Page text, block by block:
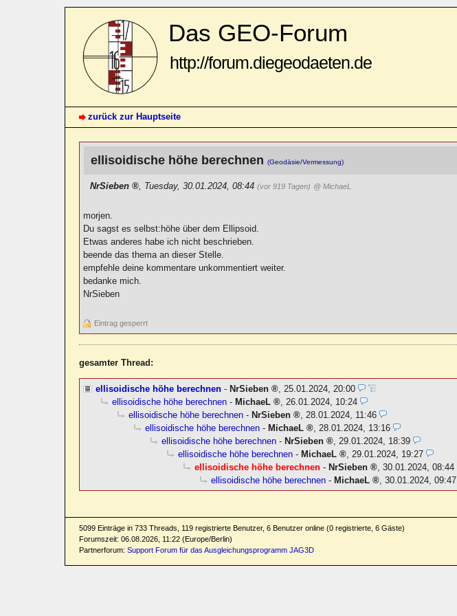
Das GEO-Forum
http://forum.diegeodaeten.de
zurück zur Hauptseite
ellisoidische höhe berechnen(Geodäsie/Vermessung)
NrSieben Tuesday, 30.01.2024, 08:44(vor 919 Tagen) @ MichaeL
morjen.
Du sagst es selbst:höhe über dem Ellipsoid.
Etwas anderes habe ich nicht beschrieben.
beende das thema an dieser Stelle.
empfehle deine kommentare unkommentiert weiter.
bedanke mich.
NrSieben
Eintrag gesperrt
gesamter Thread:
ellisoidische höhe berechnen - NrSieben
25.01.2024, 20:00
ellisoidische höhe berechnen - MichaeL
26.01.2024, 10:24
ellisoidische höhe berechnen - NrSieben
28.01.2024, 11:46
ellisoidische höhe berechnen - MichaeL
28.01.2024, 13:16
ellisoidische höhe berechnen - NrSieben
29.01.2024, 18:39
ellisoidische höhe berechnen - MichaeL
29.01.2024, 19:27
ellisoidische höhe berechnen - NrSieben ,30.01.2024, 08:44
ellisoidische höhe berechnen - MichaeL ,30.01.2024, 09:47
5099 Einträge in 733 Threads, 119 registrierte Benutzer, 6 Benutzer online (0 registrierte, 6 Gäste)
Forumszeit: 06.08.2026, 11:22 (Europe/Berlin)
Partnerforum:Support Forum für das Ausgleichungsprogramm JAG3D